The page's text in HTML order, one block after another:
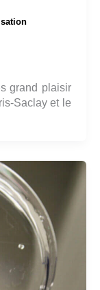
grand plaisir
Saclay et le